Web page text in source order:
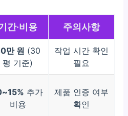
간·비용 주의사항
만 원 (30
평 기준)
작업 시간 확인
필요
추가
비용
제품 인증 여부
확인